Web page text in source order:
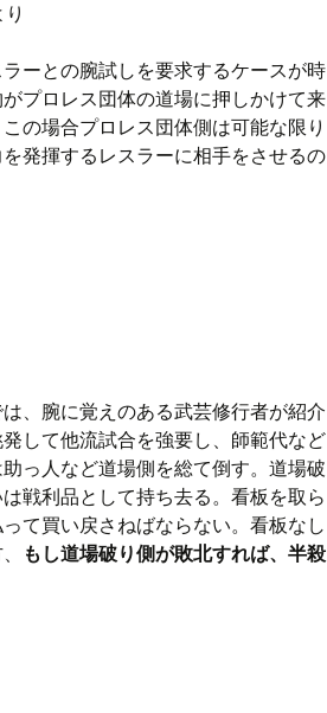
ーとの腕試しを要求するケースが時
プロレス団体の道場に押しかけて来
の場合プロレス団体側は可能な限り
発揮するレスラーに相手をさせるの
、腕に覚えのある武芸修行者が紹介
して他流試合を強要し、師範代など
っ人など道場側を総て倒す。道場破
戦利品として持ち去る。看板を取ら
て買い戻さねばならない。看板なし
もし道場破り側が敗北すれば、半殺